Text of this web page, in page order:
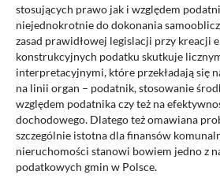
stosujących prawo jak i względem
niejednokrotnie do dokonania
zasad prawidłowej legislacji przy kreacji
konstrukcyjnych podatku skutkuje
interpretacyjnymi, które przekładają się
na linii organ – podatnik, stosowanie
względem podatnika czy też na
dochodowego. Dlatego też omawiana
szczególnie istotna dla finansów
nieruchomości stanowi bowiem jedno z
podatkowych gmin w Polsce.